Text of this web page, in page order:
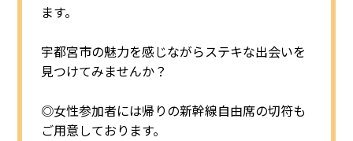
ます。
宇都宮市の魅力を感じながらステキな出会いを
見つけてみませんか？
◎女性参加者には帰りの新幹線自由席の切符も
ご用意しております。